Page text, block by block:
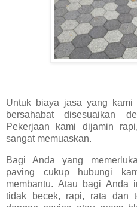
Untuk biaya jasa yang kami
bersahabat disesuaikan
Pekerjaan kami dijamin
sangat memuaskan.
Bagi Anda yang
paving cukup hubungi
membantu. Atau bagi Anda
tidak becek, rapi, rata dan